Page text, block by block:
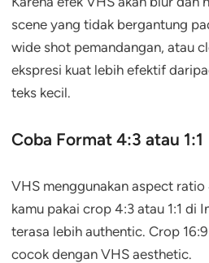
scene yang tidak bergantung
wide shot pemandangan, atau
ekspresi kuat lebih efektif
teks kecil.
Coba Format 4:3 atau 1:1
VHS menggunakan aspect ratio
kamu pakai crop 4:3 atau 1:1 di
terasa lebih authentic. Crop
cocok dengan VHS aesthetic.